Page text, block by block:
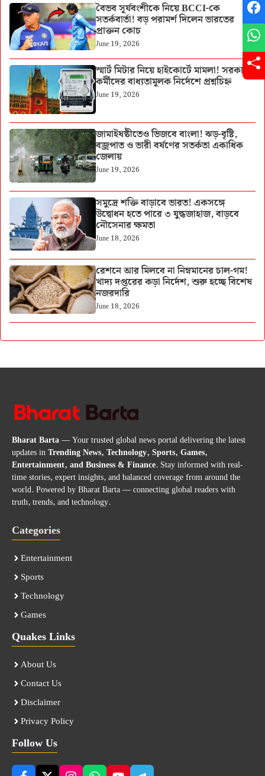
বৈভব সূর্যবংশীকে নিয়ে BCCI-কে
সতর্কবার্তা! বড় পরামর্শ দিলেন ভারতের
প্রাক্তন কোচ
June 19, 2026
স্মার্ট মিটার নিয়ে হাইকোর্টে মামলা! সরকারি
কর্মীদের বাধ্যতামূলক নির্দেশে প্রশ্নচিহ্ন
June 19, 2026
জামাইষষ্ঠীতেও ভিজবে বাংলা! ঝড়-বৃষ্টি,
বজ্রপাত ও ভারী বর্ষণের সতর্কতা একাধিক
জেলায়
June 19, 2026
সমুদ্রে শক্তি বাড়াবে ভারত! একসঙ্গে
উদ্বোধন হতে পারে ৩ যুদ্ধজাহাজ, বাড়বে
নৌসেনার ক্ষমতা
June 18, 2026
রেশনে আর মিলবে না নিম্নমানের চাল-গম!
খাদ্য দপ্তরের কড়া নির্দেশ, শুরু হচ্ছে বিশেষ
নজরদারি
June 18, 2026
Bharat Barta— Your trusted global news portal delivering the latest
updates inTrending News, Technology, Sports, Games,
Entertainment, and Business & Finance. Stay informed with real-
time stories, expert insights, and balanced coverage from around the
world. Powered by Bharat Barta — connecting global readers with
truth, trends, and technology.
Categories
Entertainment
Sports
Technology
Games
Quakes Links
About Us
Contact Us
Disclaimer
Privacy Policy
Follow Us